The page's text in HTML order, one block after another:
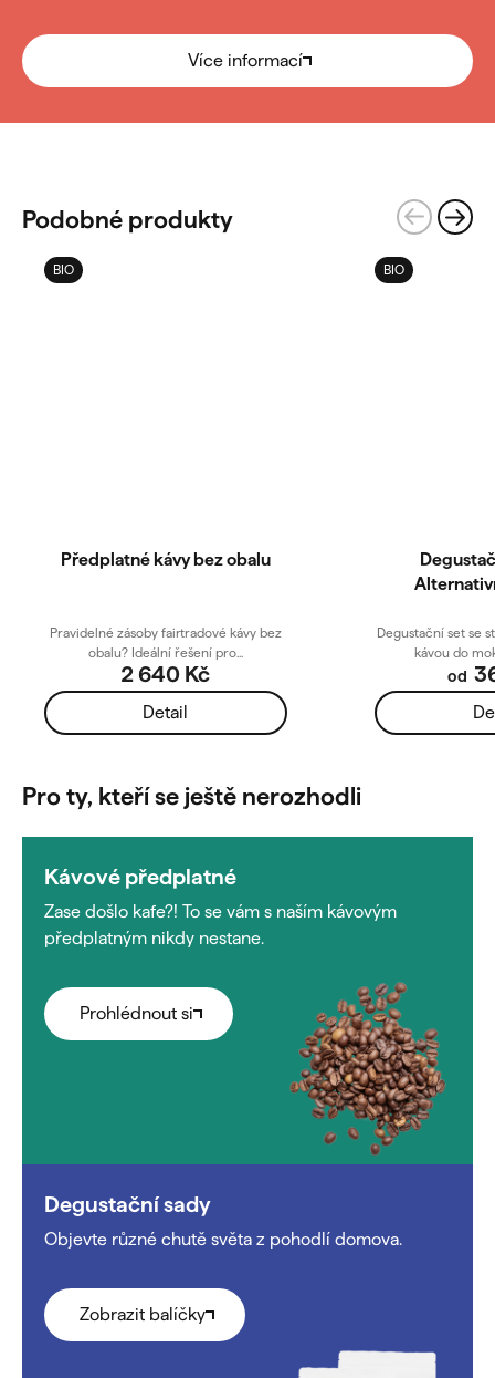
Více informací
Podobné produkty
BIO
Předplatné kávy bez obalu
2 640 Kč
Detail
Pravidelné zásoby fairtradové kávy bez
obalu? Ideální řešení pro...
BIO
od
Degustační set se
kávou do
Pro ty, kteří se ještě nerozhodli
Kávové předplatné
Zase došlo kafe?! To se vám s naším kávovým
předplatným nikdy nestane.
Prohlédnout si
Degustační sady
Objevte různé chutě světa z pohodlí domova.
Zobrazit balíčky